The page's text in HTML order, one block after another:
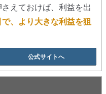
えておけば、利益を出
、より大きな利益を狙
公式サイトへ